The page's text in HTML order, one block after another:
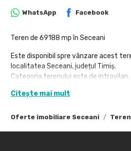
Oferte imobiliare Seceani
WhatsApp Facebook
Teren de 69188 mp în Seceani
Este disponibil spre vânzare acest
localitatea Seceani, județul Timiș.
Categoria terenului este de
de industrial (parc logistic, hale,
Citește mai mult